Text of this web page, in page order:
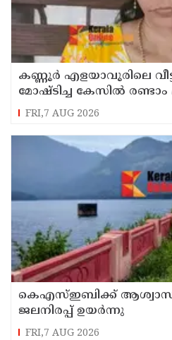
കണ്ണൂർ എളയാവൂരിലെ
മോഷ്ടിച്ച കേസിൽ രണ്ടാം
FRI,7 AUG 2026
കെഎസ്ഇബിക്ക്
ജലനിരപ്പ് ഉയര്‍ന്നു
FRI,7 AUG 2026